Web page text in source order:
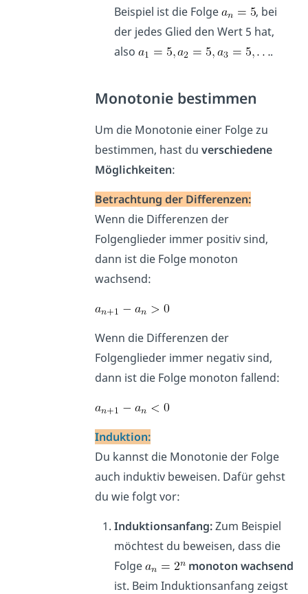
Beispiel ist die Folge
, bei
der jedes Glied den Wert 5 hat,
also
.
Monotonie bestimmen
Um die Monotonie einer Folge zu
bestimmen, hast duverschiedene
Möglichkeiten:
Betrachtung der Differenzen:
Wenn die Differenzen der
Folgenglieder immer positiv sind,
dann ist die Folge monoton
wachsend:
Wenn die Differenzen der
Folgenglieder immer negativ sind,
dann ist die Folge monoton fallend:
Induktion:
Du kannst die Monotonie der Folge
auch induktiv beweisen. Dafür gehst
du wie folgt vor:
Induktionsanfang:Zum Beispiel
möchtest du beweisen, dass die
Folge
monoton wachsend
ist. Beim Induktionsanfang zeigst